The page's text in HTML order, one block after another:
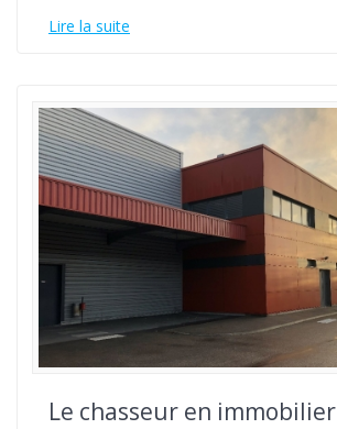
Lire la suite
Le chasseur en immobilier